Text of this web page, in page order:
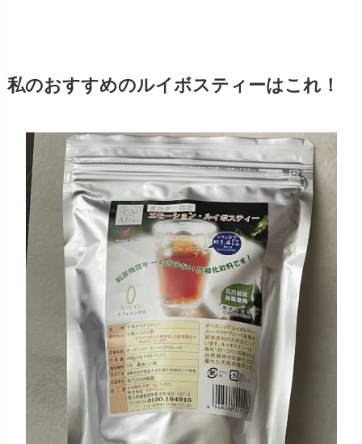
私のおすすめのルイボスティーはこれ！